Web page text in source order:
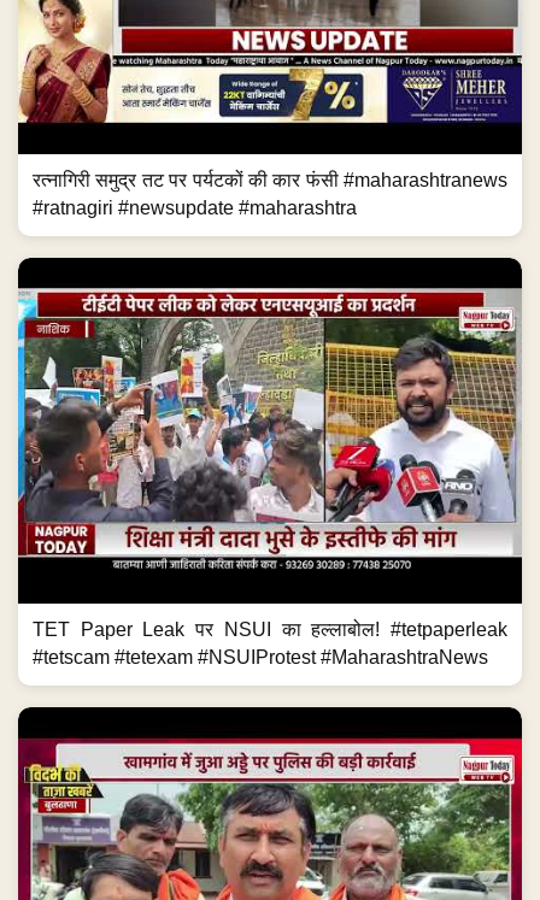
रत्नागिरी समुद्र तट पर पर्यटकों की कार फंसी #maharashtranews
#ratnagiri #newsupdate #maharashtra
TET Paper Leak पर NSUI का हल्लाबोल! #tetpaperleak
#tetscam #tetexam #NSUIProtest #MaharashtraNews